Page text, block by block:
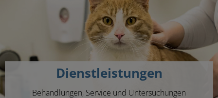
Dienstleistungen
Behandlungen, Service und Untersuchungen